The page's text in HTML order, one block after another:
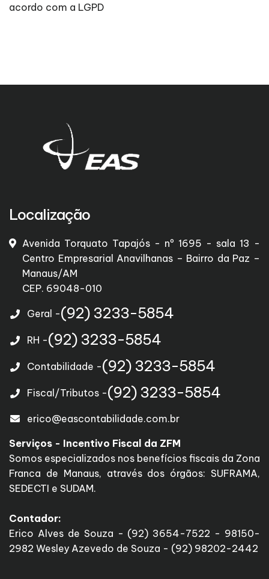
acordo com a LGPD
Localização
Avenida Torquato Tapajós - nº 1695 - sala 13 -
Centro Empresarial Anavilhanas – Bairro da Paz –
Manaus/AM
CEP. 69048-010
Geral -(92) 3233-5854
RH -(92) 3233-5854
Contabilidade -(92) 3233-5854
Fiscal/Tributos -(92) 3233-5854
erico@eascontabilidade.com.br
Serviços - Incentivo Fiscal da ZFM
Somos especializados nos benefícios fiscais da Zona
Franca de Manaus, através dos órgãos: SUFRAMA,
SEDECTI e SUDAM.
Contador:
Erico Alves de Souza - (92) 3654-7522 - 98150-
2982 Wesley Azevedo de Souza - (92) 98202-2442